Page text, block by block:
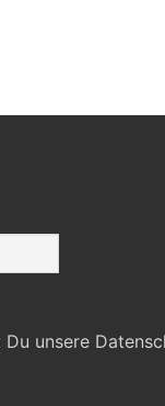
unsere